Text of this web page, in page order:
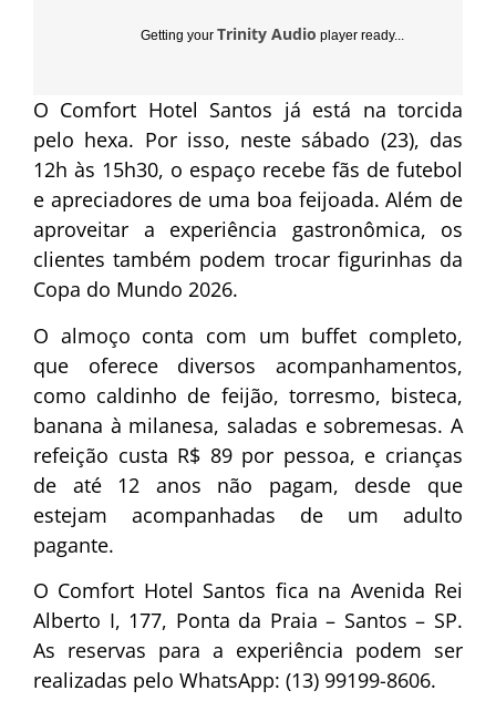
Getting your Trinity Audio player ready...
O Comfort Hotel Santos já está na torcida
pelo hexa. Por isso, neste sábado (23), das
12h às 15h30, o espaço recebe fãs de futebol
e apreciadores de uma boa feijoada. Além de
aproveitar a experiência gastronômica, os
clientes também podem trocar figurinhas da
Copa do Mundo 2026.
O almoço conta com um buffet completo,
que oferece diversos acompanhamentos,
como caldinho de feijão, torresmo, bisteca,
banana à milanesa, saladas e sobremesas. A
refeição custa R$ 89 por pessoa, e crianças
de até 12 anos não pagam, desde que
estejam acompanhadas de um adulto
pagante.
O Comfort Hotel Santos fica na Avenida Rei
Alberto I, 177, Ponta da Praia – Santos – SP.
As reservas para a experiência podem ser
realizadas pelo WhatsApp: (13) 99199-8606.